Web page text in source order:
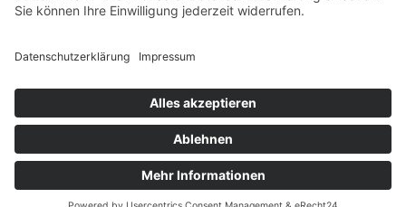
Deutscher Klub für Belgische Schäferhunde e.
V.
Grüntenstraße 30
Telefon: 08374 – 3234068
E-Mail-Adresse:office@dkbs.de